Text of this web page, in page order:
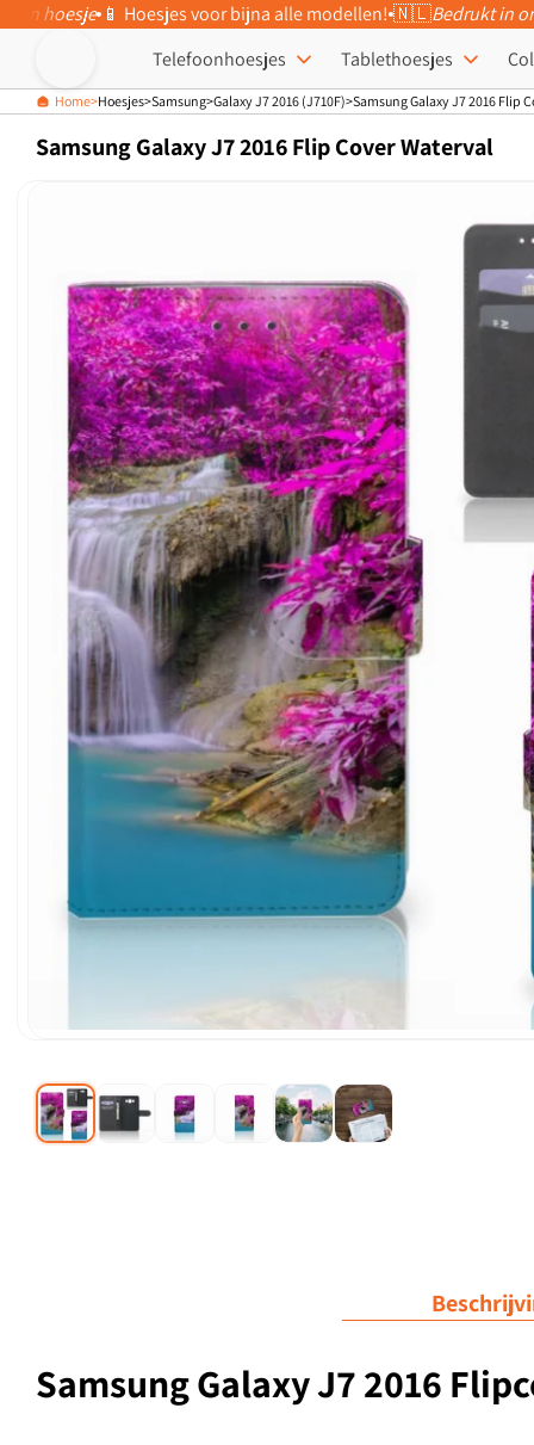
Meteen naar
hoesje📱 Hoesjes voor bijna alle modellen! 🇳🇱Bedrukt in
Telefoonhoesjes
Tablethoesjes
Home Hoesjes Samsung Galaxy J7 2016 (J710F) Samsung Galaxy J7 2016 Flip
Samsung Galaxy J7 2016 Flip Cover Waterval
Samsung Galaxy J7 2016